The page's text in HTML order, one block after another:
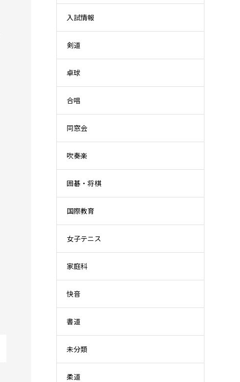
入試情報
剣道
卓球
合唱
同窓会
吹奏楽
囲碁・将棋
国際教育
女子テニス
家庭科
快音
書道
未分類
柔道